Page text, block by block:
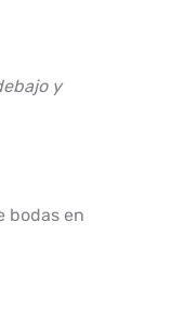
y
bodas en